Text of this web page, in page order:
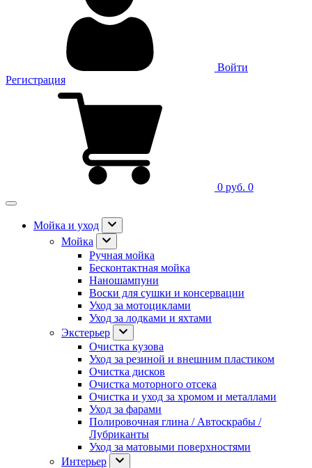
Войти
Регистрация
0 руб. 0
Мойка и уход
Мойка
Ручная мойка
Бесконтактная мойка
Наношампуни
Воски для сушки и консервации
Уход за мотоциклами
Уход за лодками и яхтами
Экстерьер
Очистка кузова
Уход за резиной и внешним пластиком
Очистка дисков
Очистка моторного отсека
Очистка и уход за хромом и металлами
Уход за фарами
Полировочная глина / Автоскрабы /
Лубриканты
Уход за матовыми поверхностями
Интерьер